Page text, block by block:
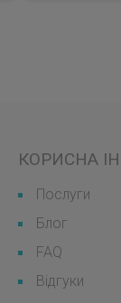
КОРИСНА
Послуги
Блог
FAQ
Відгуки